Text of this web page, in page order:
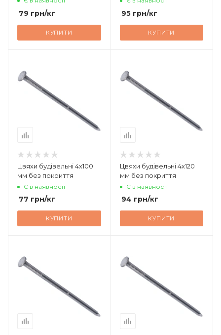
79 грн/кг
КУПИТИ
95грн/кг
КУПИТИ
Цвяхи будівельні 4х100
мм без покриття
Є в наявності
77 грн/кг
КУПИТИ
Цвяхи будівельні 4х120
мм без покриття
Є в наявності
94 грн/кг
КУПИТИ